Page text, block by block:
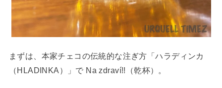
まずは、本家チェコの伝統的な注ぎ方「ハラディンカ
（HLADINKA）」で Na zdraví!!（乾杯）。